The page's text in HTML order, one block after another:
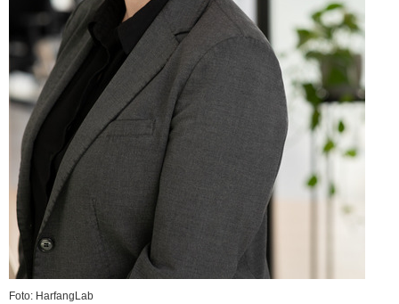
Foto: HarfangLab